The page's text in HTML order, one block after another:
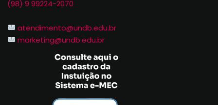
(98) 9 99224-2070
atendimento@undb.edu.br
marketing@undb.edu.br